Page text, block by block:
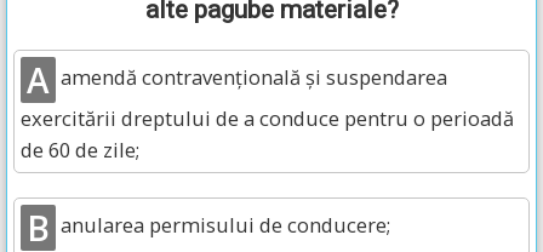
alte pagube materiale?
A amendă contravențională și suspendarea
exercitării dreptului de a conduce pentru o perioadă
de 60 de zile;
B anularea permisului de conducere;